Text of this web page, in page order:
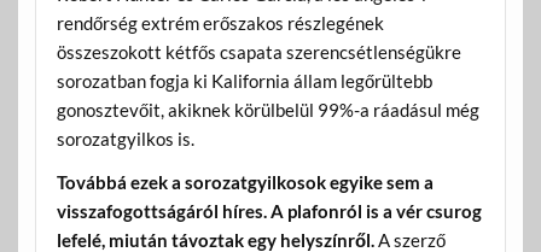
rendőrség extrém erőszakos részlegének
összeszokott kétfős csapata szerencsétlenségükre
sorozatban fogja ki Kalifornia állam legőrültebb
gonosztevőit, akiknek körülbelül 99%-a ráadásul még
sorozatgyilkos is.
Továbbá ezek a sorozatgyilkosok egyike sem a
visszafogottságáról híres. A plafonról is a vér csurog
lefelé, miután távoztak egy helyszínről.A szerző